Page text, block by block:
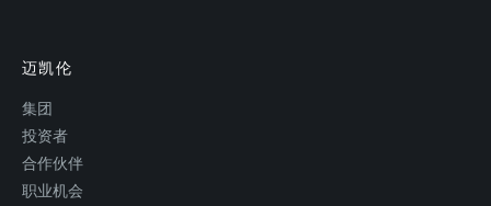
迈凯伦
集团
投资者
合作伙伴
职业机会